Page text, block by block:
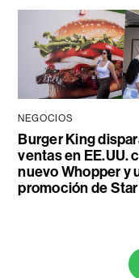
NEGOCIOS
Burger King
ventas en EE.UU.
nuevo Whopper y
promoción de Star